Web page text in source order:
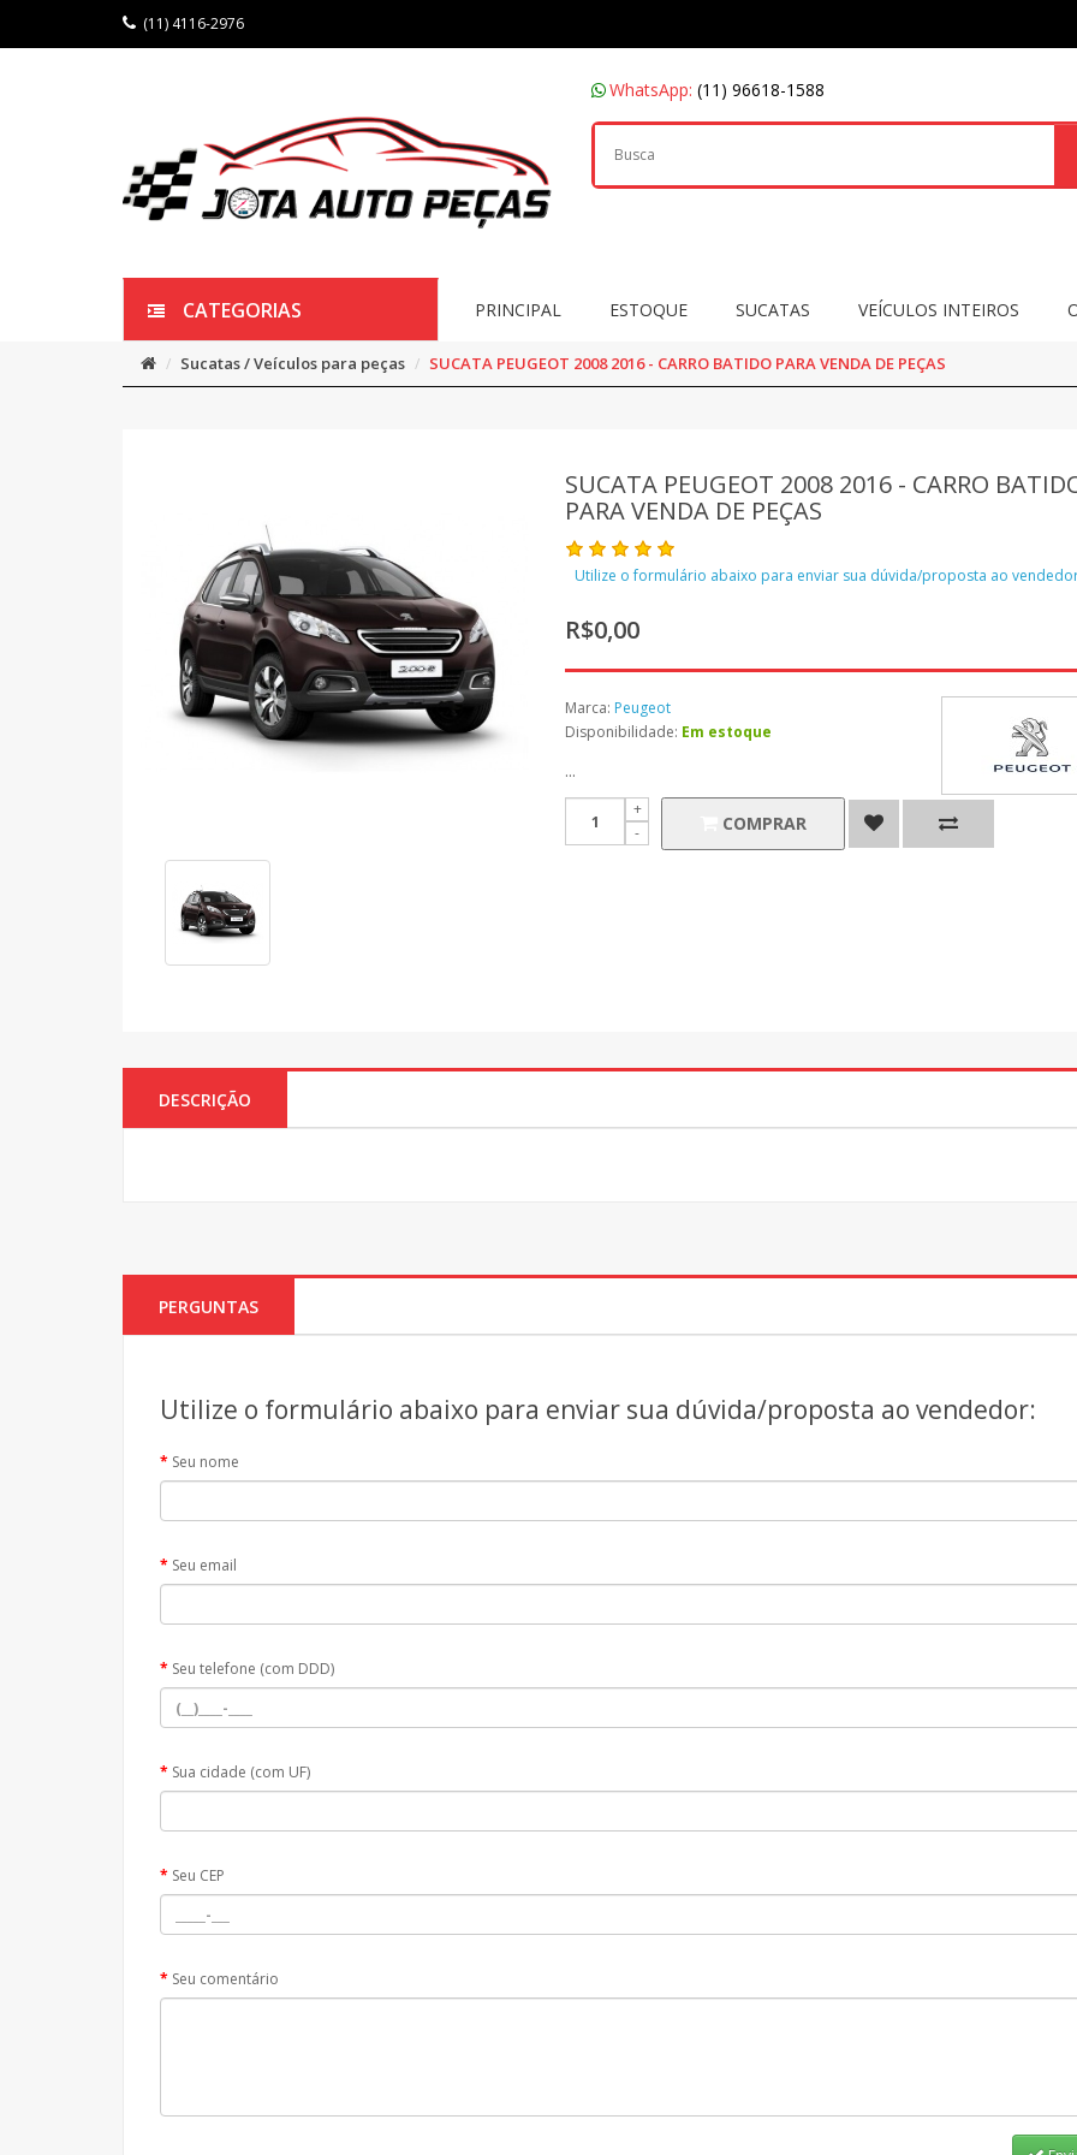
(11) 4116-2976
WhatsApp: (11) 96618-1588
CATEGORIAS PRINCIPAL ESTOQUE SUCATAS VEÍCULOS INTEIROS
Sucatas / Veículos para peças SUCATA PEUGEOT 2008 2016 - CARRO BATIDO PARA VENDA DE PEÇAS
SUCATA PEUGEOT 2008 2016 - CARRO
PARA VENDA DE PEÇAS
Utilize o formulário abaixo para enviar sua dúvida/proposta ao
R$0,00
Marca: Peugeot
Disponibilidade: Em estoque
...
COMPRAR
DESCRIÇÃO
PERGUNTAS
Utilize o formulário abaixo para enviar sua dúvida/proposta ao vendedor:
Seu nome
Seu email
Seu telefone (com DDD)
Sua cidade (com UF)
Seu CEP
Seu comentário